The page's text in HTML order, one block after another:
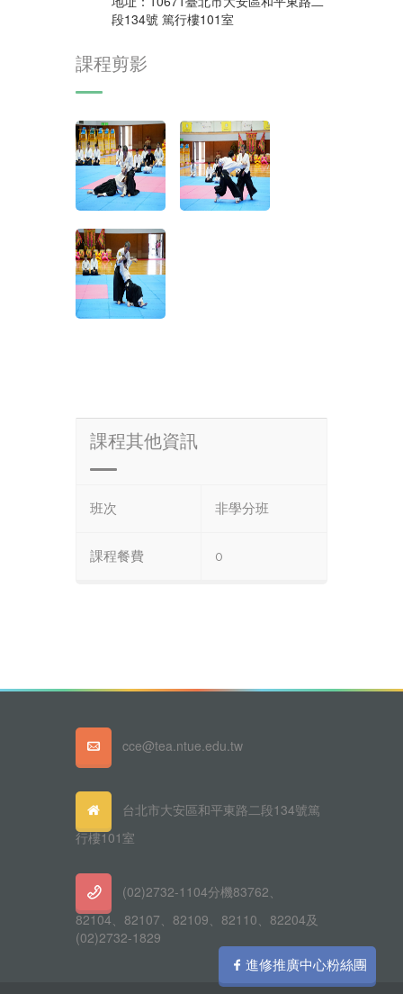
段134號 篤行樓101室
課程剪影
課程其他資訊
班次 非學分班
課程餐費 0
cce@tea.ntue.edu.tw
台北市大安區和平東路二段134號篤
行樓101室
(02)2732-1104分機83762、
82104、82107、82109、82110、82204及
(02)2732-1829
進修推廣中心粉絲團